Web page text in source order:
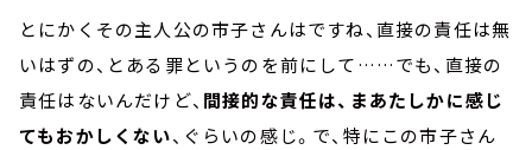
とにかくその主人公の市子さんはですね、直接の責任は無
いはずの、とある罪というのを前にして……でも、直接の
責任はないんだけど、 間接的な責任は、まあたしかに感じ
てもおかしくない、ぐらいの感じ。で、特にこの市子さん